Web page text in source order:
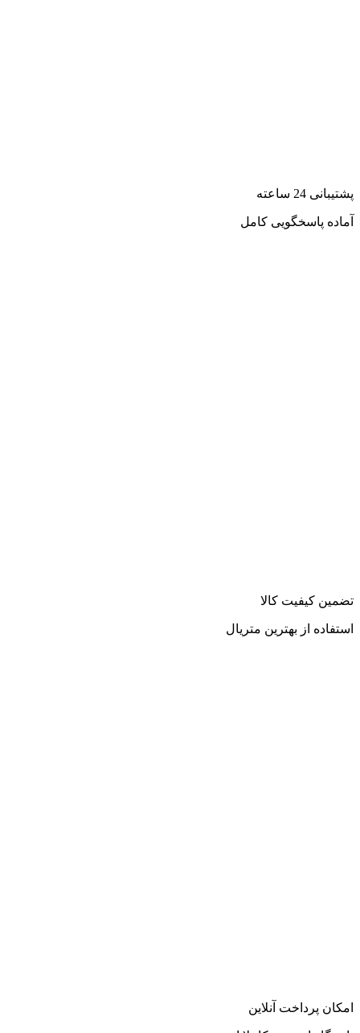
پشتیبانی 24 ساعته
آماده پاسخگویی کامل
تضمین کیفیت کالا
استفاده از بهترین متریال
امکان پرداخت آنلاین